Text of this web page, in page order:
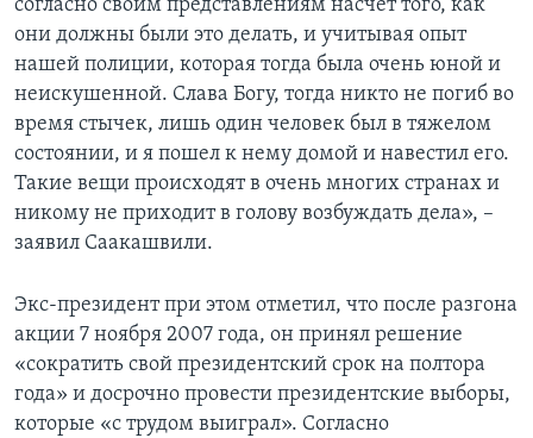
согласно своим представлениям насчет того, как
они должны были это делать, и учитывая опыт
нашей полиции, которая тогда была очень юной и
неискушенной. Слава Богу, тогда никто не погиб во
время стычек, лишь один человек был в тяжелом
состоянии, и я пошел к нему домой и навестил его.
Такие вещи происходят в очень многих странах и
никому не приходит в голову возбуждать дела», –
заявил Саакашвили.
Экс-президент при этом отметил, что после разгона
акции 7 ноября 2007 года, он принял решение
«сократить свой президентский срок на полтора
года» и досрочно провести президентские выборы,
которые «с трудом выиграл». Согласно